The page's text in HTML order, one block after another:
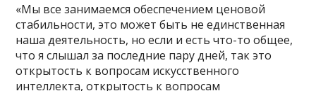
«Мы все занимаемся обеспечением ценовой
стабильности, это может быть не единственная
наша деятельность, но если и есть что-то общее,
что я слышал за последние пару дней, так это
открытость к вопросам искусственного
интеллекта, открытость к вопросам